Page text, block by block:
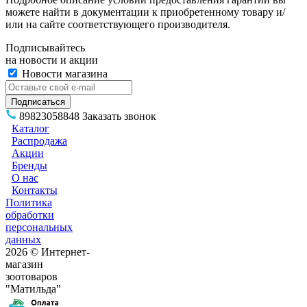
можете найти в документации к приобретенному товару и/
или на сайте соответствующего производителя.
Подписывайтесь
на новости и акции
Новости магазина
89823058848 Заказать звонок
Каталог
Распродажа
Акции
Бренды
О нас
Контакты
Политика
обработки
персональных
данных
2026 © Интернет-
магазин
зоотоваров
"Матильда"